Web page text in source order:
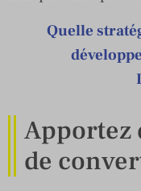
Quelle
Apportez
de